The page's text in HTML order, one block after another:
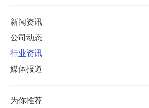
新闻资讯
公司动态
行业资讯
媒体报道
为你推荐